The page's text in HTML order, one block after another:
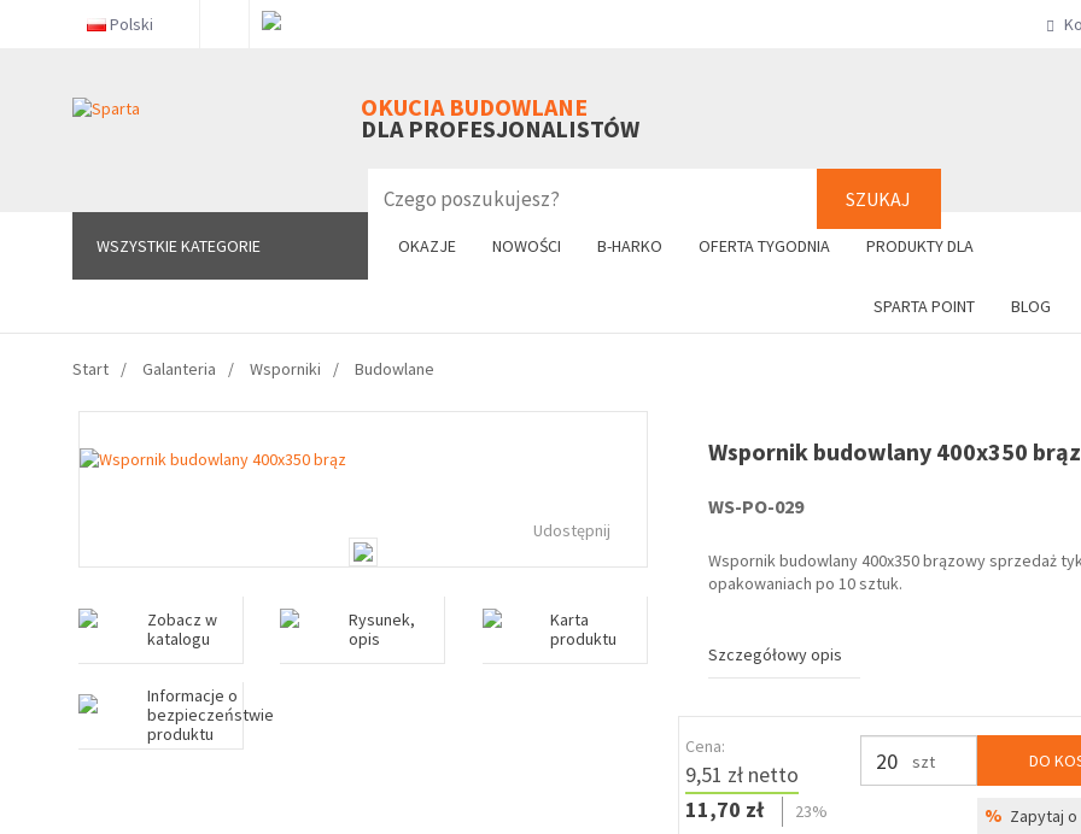
Polski
OKUCIA BUDOWLANE
DLA PROFESJONALISTÓW
SZUKAJ
WSZYSTKIE KATEGORIE OKAZJE NOWOŚCI B-HARKO OFERTA TYGODNIA PRODUKTY DLA
SPARTA POINT BLOG
WSZYSTKIE KATEGORIE +48 61
Start Galanteria Wsporniki Budowlane
Udostępnij
Zobacz w
katalogu
Rysunek,
opis
Karta
produktu
Informacje o
bezpieczeństwie
produktu
Wspornik budowlany 400x350 brąz
WS-PO-029
Wspornik budowlany 400x350 brązowy sprzedaż
opakowaniach po 10 sztuk.
Szczegółowy opis
Cena:
9,51 zł netto
11,70 zł
23%
szt DO
% Zapytaj